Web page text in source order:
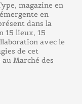
magazine en
en
dans la
15 lieux, 15
avec le
de cet
Marché des